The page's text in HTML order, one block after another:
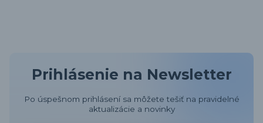
Prihlásenie na Newsletter
Po úspešnom prihlásení sa môžete tešiť na pravidelné
aktualizácie a novinky